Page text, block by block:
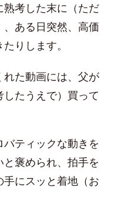
考した末に（ただ
、ある日突然、高価
りします。
た動画には、父が
したうえで）買って
ティックな動きを
褒められ、拍手を
にスッと着地（お